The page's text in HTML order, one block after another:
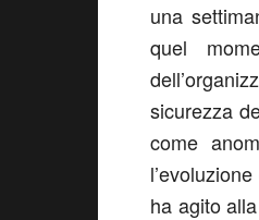
una
quel
sicurezza
come
ha agito